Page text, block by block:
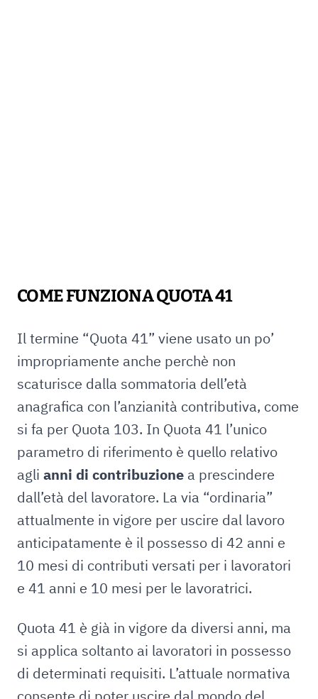
COME FUNZIONA QUOTA 41
Il termine “Quota 41” viene usato un po’
impropriamente anche perchè non
scaturisce dalla sommatoria dell’età
anagrafica con l’anzianità contributiva, come
si fa per Quota 103. In Quota 41 l’unico
parametro di riferimento è quello relativo
agli anni di contribuzione a prescindere
dall’età del lavoratore. La via “ordinaria”
attualmente in vigore per uscire dal lavoro
anticipatamente è il possesso di 42 anni e
10 mesi di contributi versati per i lavoratori
e 41 anni e 10 mesi per le lavoratrici.
Quota 41 è già in vigore da diversi anni, ma
si applica soltanto ai lavoratori in possesso
di determinati requisiti. L’attuale normativa